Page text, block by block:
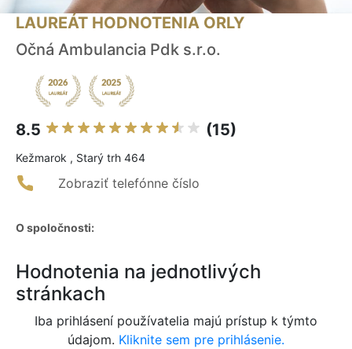
LAUREÁT HODNOTENIA ORLY
Očná Ambulancia Pdk s.r.o.
8.5 (15)
Kežmarok , Starý trh 464
Zobraziť telefónne číslo
O spoločnosti:
Hodnotenia na jednotlivých
stránkach
Iba prihlásení používatelia majú prístup k týmto
údajom. Kliknite sem pre prihlásenie.